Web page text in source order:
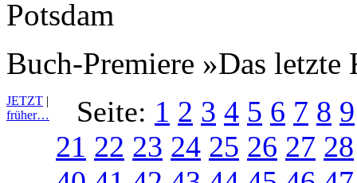
Buch-Premiere »Das letzte
JETZT |
früher…
Seite: 1 2 3 4 5 6 7 8 9
21 22 23 24 25 26 27 28